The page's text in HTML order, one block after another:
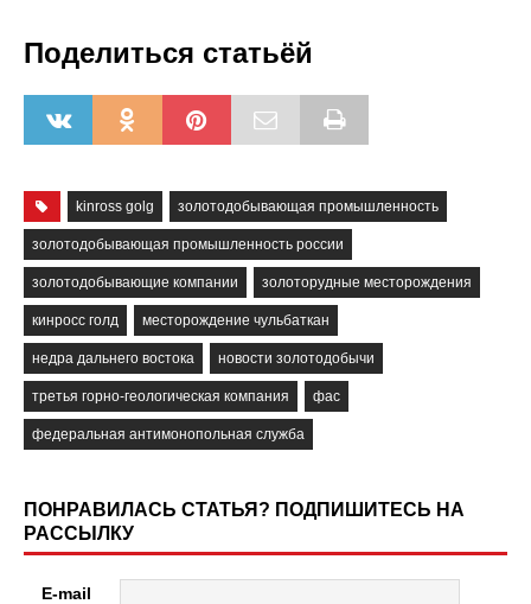
Поделиться статьёй
kinross golg золотодобывающая промышленность
золотодобывающая промышленность россии
золотодобывающие компании золоторудные месторождения
кинросс голд месторождение чульбаткан
недра дальнего востока новости золотодобычи
третья горно-геологическая компания фас
федеральная антимонопольная служба
ПОНРАВИЛАСЬ СТАТЬЯ? ПОДПИШИТЕСЬ НА
РАССЫЛКУ
E-mail